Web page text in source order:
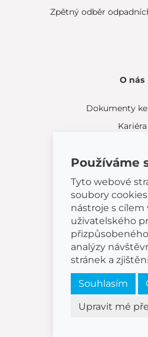
Zpětný odběr
O nás
Dokumenty
Kariéra
BEMETA
Projekt:
Projekt:
Kontakt
Žatčany
664 53
(+420) 544
Používáme
Tyto webové
soubory
nástroje s cílem
uživatelského
analýzy
stránek a
Souhlasím
Upravit mé